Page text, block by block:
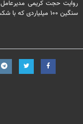
روایت حجت کریمی مدیرعامل
سنگین ۱۰۰ میلیاردی که با شکست مواجه شد را در این فیلم مشاهده می‌کنید.